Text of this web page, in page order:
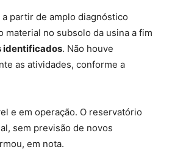
partir de amplo diagnóstico
material no subsolo da usina a fim
identificados. Não houve
as atividades, conforme a
e em operação. O reservatório
sem previsão de novos
em nota.